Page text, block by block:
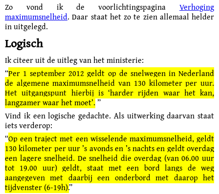
Zo vond ik de voorlichtingspagina Verhoging
maximumsnelheid. Daar staat het zo te zien allemaal helder
in uitgelegd.
Logisch
Ik citeer uit de uitleg van het ministerie:
“Per 1 september 2012 geldt op de snelwegen in Nederland
de algemene maximumsnelheid van 130 kilometer per uur.
Het uitgangspunt hierbij is ‘harder rijden waar het kan,
langzamer waar het moet’.”
Vind ik een logische gedachte. Als uitwerking daarvan staat
iets verderop:
“Op een traject met een wisselende maximumsnelheid, geldt
130 kilometer per uur ’s avonds en ’s nachts en geldt overdag
een lagere snelheid. De snelheid die overdag (van 06.00 uur
tot 19.00 uur) geldt, staat met een bord langs de weg
aangegeven met daarbij een onderbord met daarop het
tijdvenster (6-19h).”